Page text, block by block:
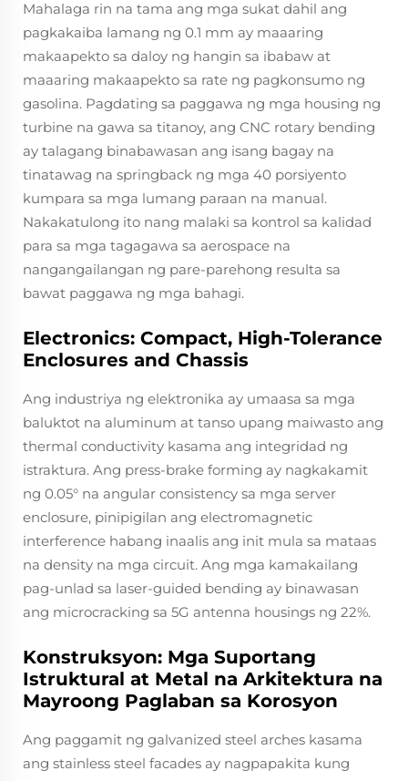
Mahalaga rin na tama ang mga sukat dahil ang
pagkakaiba lamang ng 0.1 mm ay maaaring
makaapekto sa daloy ng hangin sa ibabaw at
maaaring makaapekto sa rate ng pagkonsumo ng
gasolina. Pagdating sa paggawa ng mga housing ng
turbine na gawa sa titanoy, ang CNC rotary bending
ay talagang binabawasan ang isang bagay na
tinatawag na springback ng mga 40 porsiyento
kumpara sa mga lumang paraan na manual.
Nakakatulong ito nang malaki sa kontrol sa kalidad
para sa mga tagagawa sa aerospace na
nangangailangan ng pare-parehong resulta sa
bawat paggawa ng mga bahagi.
Electronics: Compact, High-Tolerance
Enclosures and Chassis
Ang industriya ng elektronika ay umaasa sa mga
baluktot na aluminum at tanso upang maiwasto ang
thermal conductivity kasama ang integridad ng
istraktura. Ang press-brake forming ay nagkakamit
ng 0.05° na angular consistency sa mga server
enclosure, pinipigilan ang electromagnetic
interference habang inaalis ang init mula sa mataas
na density na mga circuit. Ang mga kamakailang
pag-unlad sa laser-guided bending ay binawasan
ang microcracking sa 5G antenna housings ng 22%.
Konstruksyon: Mga Suportang
Istruktural at Metal na Arkitektura na
Mayroong Paglaban sa Korosyon
Ang paggamit ng galvanized steel arches kasama
ang stainless steel facades ay nagpapakita kung